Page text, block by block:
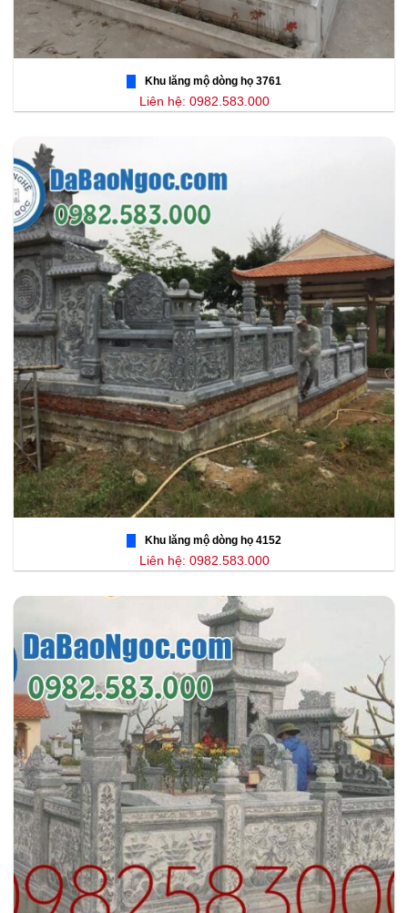
Khu lăng mộ dòng họ 3761
Liên hệ: 0982.583.000
Khu lăng mộ dòng họ 4152
Liên hệ: 0982.583.000